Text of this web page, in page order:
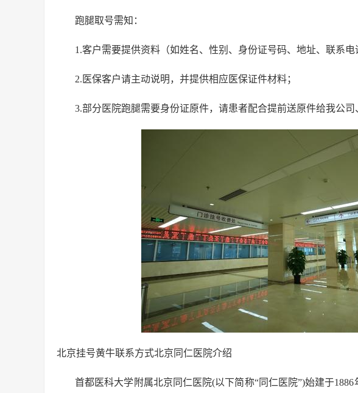
跑腿取号需知：
1.客户需要提供资料（如姓名、性别、身份证号码、地址、联系电
2.医保客户请主动说明，并提供相应医保证件材料；
3.部分医院跑腿需要身份证原件，请患者配合提前送原件给我公司
北京挂号黄牛联系方式北京同仁医院介绍
首都医科大学附属北京同仁医院(以下简称“同仁医院”)始建于